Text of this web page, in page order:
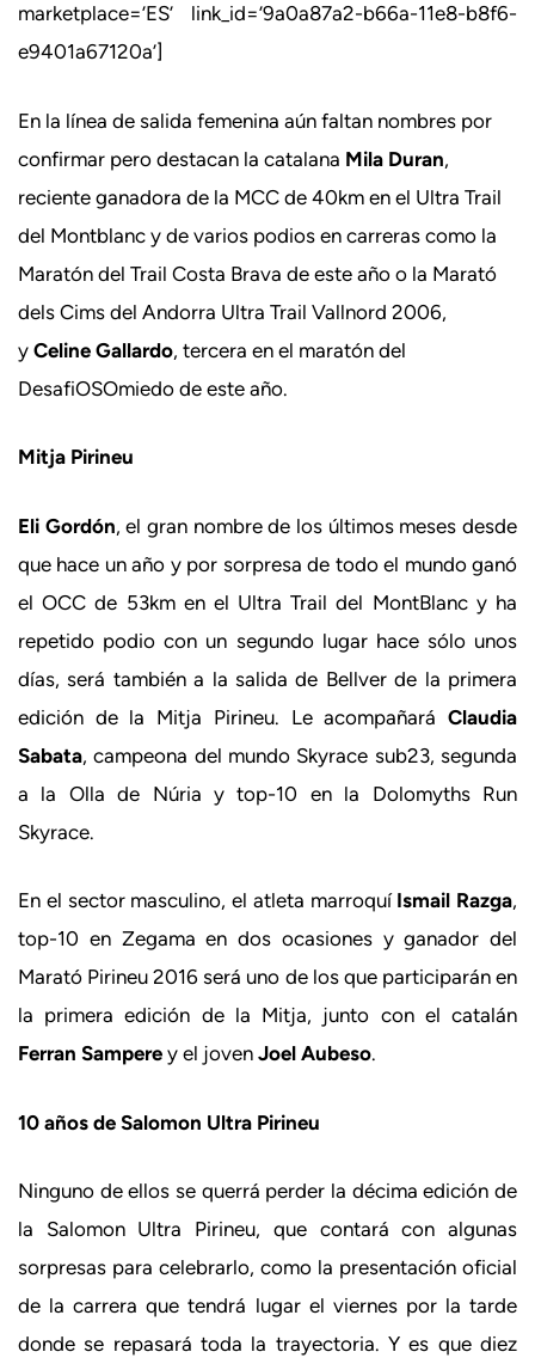
marketplace=’ES’ link_id=’9a0a87a2-b66a-11e8-b8f6-
e9401a67120a’]
En la línea de salida femenina aún faltan nombres por
confirmar pero destacan la catalana Mila Duran,
reciente ganadora de la MCC de 40km en el Ultra Trail
del Montblanc y de varios podios en carreras como la
Maratón del Trail Costa Brava de este año o la Marató
dels Cims del Andorra Ultra Trail Vallnord 2006,
y Celine Gallardo, tercera en el maratón del
DesafiOSOmiedo de este año.
Mitja Pirineu
Eli Gordón, el gran nombre de los últimos meses desde
que hace un año y por sorpresa de todo el mundo ganó
el OCC de 53km en el Ultra Trail del MontBlanc y ha
repetido podio con un segundo lugar hace sólo unos
días, será también a la salida de Bellver de la primera
edición de la Mitja Pirineu. Le acompañará Claudia
Sabata, campeona del mundo Skyrace sub23, segunda
a la Olla de Núria y top-10 en la Dolomyths Run
Skyrace.
En el sector masculino, el atleta marroquí Ismail Razga,
top-10 en Zegama en dos ocasiones y ganador del
Marató Pirineu 2016 será uno de los que participarán en
la primera edición de la Mitja, junto con el catalán
Ferran Sampere y el joven Joel Aubeso.
10 años de Salomon Ultra Pirineu
Ninguno de ellos se querrá perder la décima edición de
la Salomon Ultra Pirineu, que contará con algunas
sorpresas para celebrarlo, como la presentación oficial
de la carrera que tendrá lugar el viernes por la tarde
donde se repasará toda la trayectoria. Y es que diez